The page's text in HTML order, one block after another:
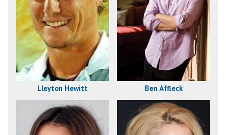
Lleyton Hewitt Ben Affleck